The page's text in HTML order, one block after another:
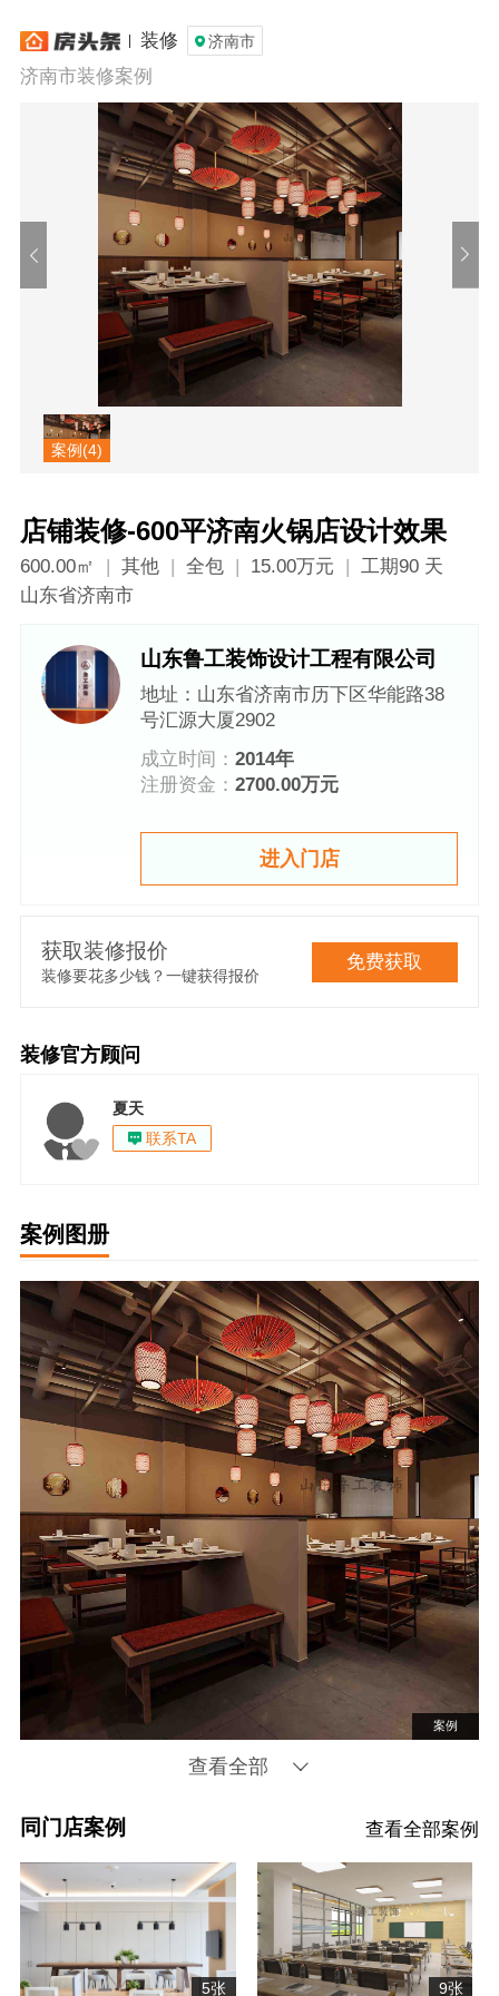
装修 济南市
济南市装修案例
案例(4)
店铺装修-600平济南火锅店设计效果
600.00㎡ | 其他 | 全包 | 15.00万元 | 工期90 天
山东省济南市
山东鲁工装饰设计工程有限公司
地址：山东省济南市历下区华能路38
号汇源大厦2902
成立时间：2014年
注册资金：2700.00万元
进入门店
获取装修报价
装修要花多少钱？一键获得报价
免费获取
装修官方顾问
夏天
联系TA
案例图册
案例
查看全部
同门店案例 查看全部案例
5张 9张